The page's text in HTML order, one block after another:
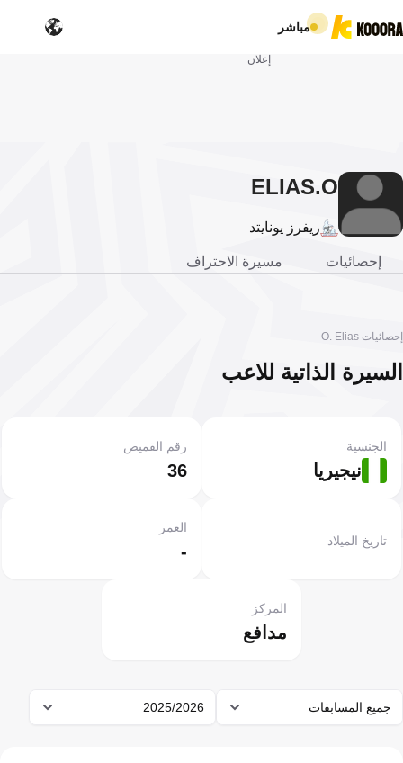
مباشر
إعلان
O.
ELIAS
ريفرز يونايتد
إحصائيات مسيرة الاحتراف
إحصائيات O. Elias
السيرة الذاتية للاعب
نيجيريا
الجنسية
36
رقم القميص
تاريخ الميلاد
-
العمر
مدافع
المركز
جميع المسابقات 2025/2026